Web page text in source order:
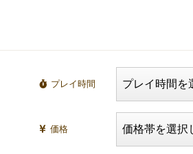
プレイ時間
価格